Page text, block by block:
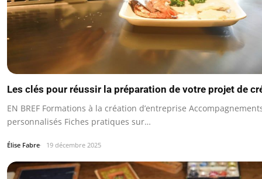
Les clés pour réussir la préparation de votre projet de
EN BREF Formations à la création d’entreprise
personnalisés Fiches pratiques sur…
Élise Fabre 19 décembre 2025